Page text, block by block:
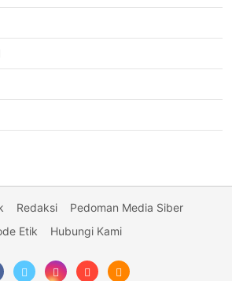
Redaksi
Pedoman Media Siber
Etik
Hubungi Kami